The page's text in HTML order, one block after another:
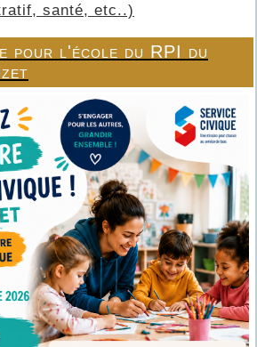
santé, etc..)
pour l'école du RPI du